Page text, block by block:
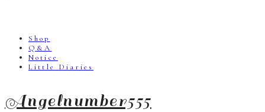
Shop
Q&A
Notice
Little Diaries
Angelnumber555